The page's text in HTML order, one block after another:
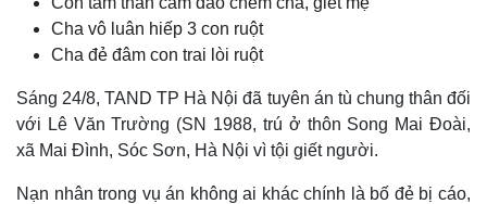
Cha vô luân hiếp 3 con ruột
Cha đẻ đâm con trai lòi ruột
Sáng 24/8, TAND TP Hà Nội đã tuyên án tù chung thân đối
với Lê Văn Trường (SN 1988, trú ở thôn Song Mai Đoài,
xã Mai Đình, Sóc Sơn, Hà Nội vì tội giết người.
Nạn nhân trong vụ án không ai khác chính là bố đẻ bị cáo,